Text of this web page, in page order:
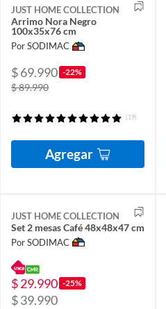
JUST HOME COLLECTION
Arrimo Nora Negro
100x35x76 cm
Por SODIMAC
$ 69.990 -22%
$ 89.990
(19)
Agregar
JUST HOME COLLECTION
Set 2 mesas Café 48x48x47 cm
Por SODIMAC
$ 29.990 -25%
$ 39.990